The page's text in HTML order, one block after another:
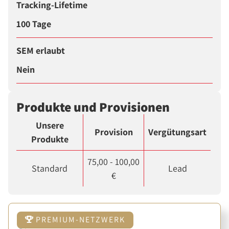
Tracking-Lifetime
100 Tage
SEM erlaubt
Nein
Produkte und Provisionen
Unsere
Produkte
Provision Vergütungsart
Standard
75,00 - 100,00
€
Lead
PREMIUM-NETZWERK